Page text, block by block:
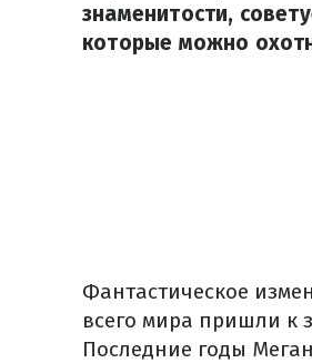
знаменитости,
которые можно
Фантастическое
всего мира пришли к
Последние годы